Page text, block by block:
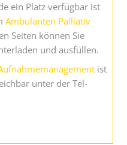
ein Platz verfügbar ist
Ambulanten Palliativ
Seiten können Sie
und ausfüllen.
ist
unter der Tel-